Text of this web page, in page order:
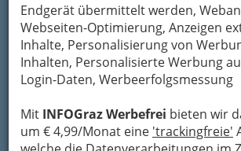
Endgerät übermittelt werden,
Webseiten-Optimierung, Anzeigen
Inhalte, Personalisierung von
Inhalten, Personalisierte Werbung
Login-Daten, Werbeerfolgsmessung
Mit INFOGraz Werbefrei bieten wir
um € 4,99/Monat eine 'trackingfreie'
Kategorien
Hörgeräte Maria Greimel
+43 316 461 777
E-Mail
Karte & Routenplaner